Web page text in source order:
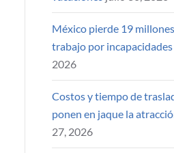
México pierde 19
trabajo por
2026
Costos y tiempo de
ponen en jaque la
27, 2026